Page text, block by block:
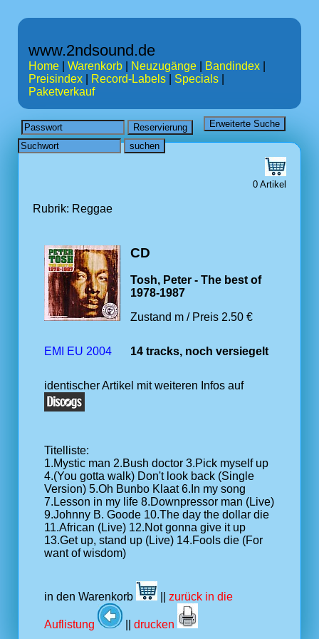
www.2ndsound.de
Home Warenkorb Neuzugänge Bandindex
Preisindex
Record-Labels Specials
Paketverkauf
0 Artikel
Rubrik: Reggae
CD
Tosh, Peter - The best of
1978-1987
Zustand m / Preis 2.50 €
EMI EU 2004 14 tracks, noch versiegelt
identischer Artikel mit weiteren Infos auf
Titelliste:
1.Mystic man 2.Bush doctor 3.Pick myself up
4.(You gotta walk) Don't look back (Single
Version) 5.Oh Bunbo Klaat 6.In my song
7.Lesson in my life 8.Downpressor man (Live)
9.Johnny B. Goode 10.The day the dollar die
11.African (Live) 12.Not gonna give it up
13.Get up, stand up (Live) 14.Fools die (For
want of wisdom)
in den Warenkorb zurück in die
Auflistung drucken